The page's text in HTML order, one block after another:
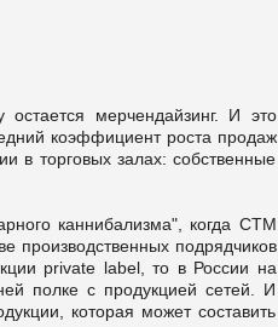
мерчендайзинг. И это
коэффициент роста продаж
в торговых залах: собственные
каннибализма", когда СТМ
производственных подрядчиков
private label, то в России на
полке с продукцией сетей. И
которая может составить